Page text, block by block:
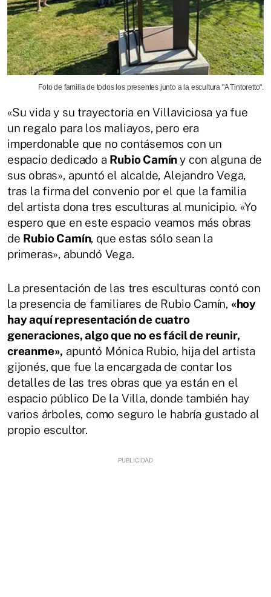
Foto de familia de todos los presentes junto a la escultura "A Tintoretto".
«Su vida y su trayectoria en Villaviciosa ya fue
un regalo para los maliayos, pero era
imperdonable que no contásemos con un
espacio dedicado a Rubio Camíny con alguna de
sus obras», apuntó el alcalde, Alejandro Vega,
tras la firma del convenio por el que la familia
del artista dona tres esculturas al municipio. «Yo
espero que en este espacio veamos más obras
de Rubio Camín, que estas sólo sean la
primeras», abundó Vega.
La presentación de las tres esculturas contó con
la presencia de familiares de Rubio Camín, «hoy
hay aquí representación de cuatro
generaciones, algo que no es fácil de reunir,
creanme», apuntó Mónica Rubio, hija del artista
gijonés, que fue la encargada de contar los
detalles de las tres obras que ya están en el
espacio público De la Villa, donde también hay
varios árboles, como seguro le habría gustado al
propio escultor.